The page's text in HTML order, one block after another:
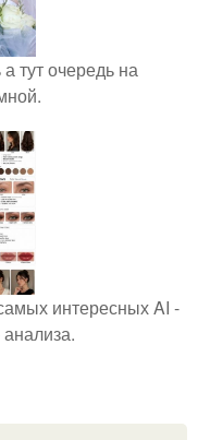
тут очередь на
интересных AI -